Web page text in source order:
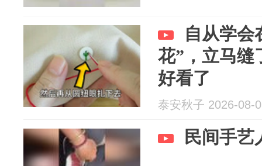
自从学会
花”，立马缝
好看了
泰安秋子 2026-08-
民间手艺